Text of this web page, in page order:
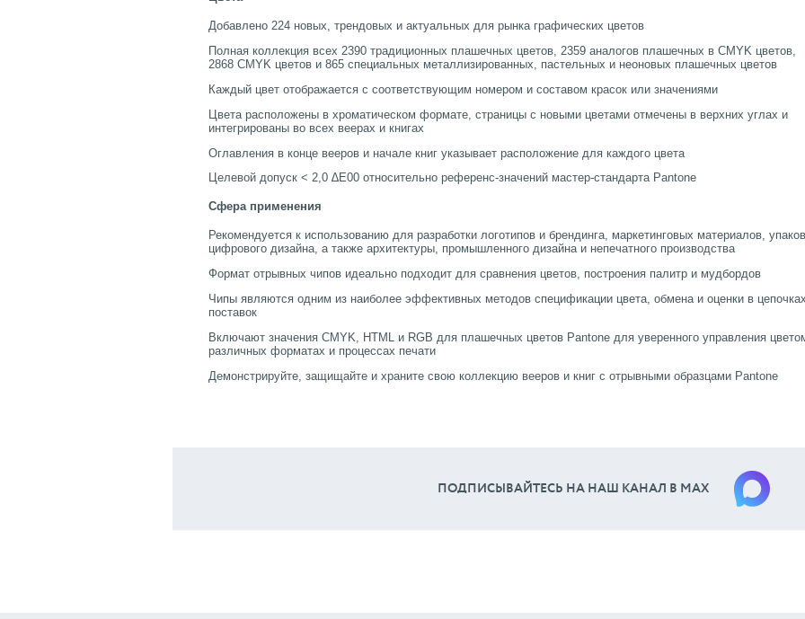
Добавлено 224 новых, трендовых и актуальных для рынка графических цветов
Полная коллекция всех 2390 традиционных плашечных цветов, 2359 аналогов плашечных в CMYK цветов,
2868 CMYK цветов и 865 специальных металлизированных, пастельных и неоновых плашечных цветов
Каждый цвет отображается с соответствующим номером и составом красок или значениями
Цвета расположены в хроматическом формате, страницы с новыми цветами отмечены в верхних углах и
интегрированы во всех веерах и книгах
Оглавления в конце вееров и начале книг указывает расположение для каждого цвета
Целевой допуск < 2,0 ∆E00 относительно референс-значений мастер-стандарта Pantone
Сфера применения
Рекомендуется к использованию для разработки логотипов и брендинга, маркетинговых материалов,
цифрового дизайна, а также архитектуры, промышленного дизайна и непечатного производства
Формат отрывных чипов идеально подходит для сравнения цветов, построения палитр и мудбордов
Чипы являются одним из наиболее эффективных методов спецификации цвета, обмена и оценки в цепочках
поставок
Включают значения CMYK, HTML и RGB для плашечных цветов Pantone для уверенного управления
различных форматах и процессах печати
Демонстрируйте, защищайте и храните свою коллекцию вееров и книг с отрывными образцами Pantone
ПОДПИСЫВАЙТЕСЬ НА НАШ КАНАЛ В МАХ